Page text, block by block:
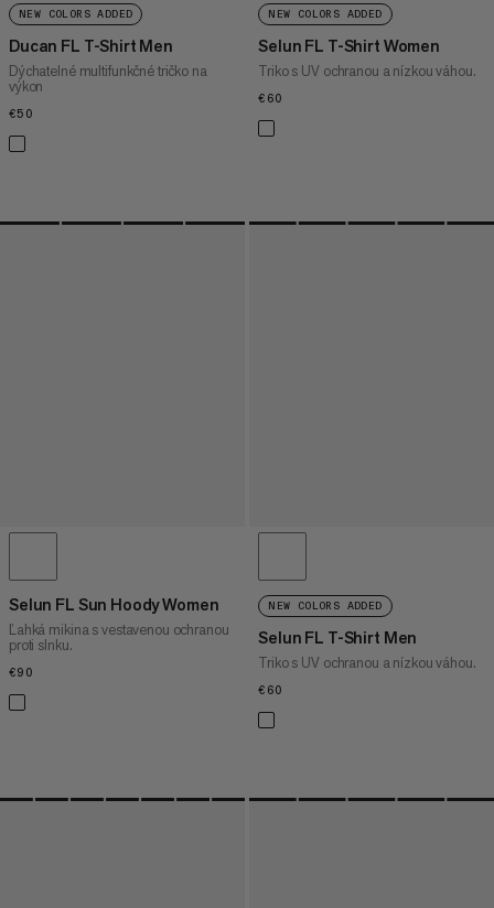
NEW COLORS ADDED
Ducan FL T-Shirt Men
Dýchatelné multifunkčné tričko na
výkon
€50
NEW COLORS ADDED
Selun FL T-Shirt Women
Triko s UV ochranou a nízkou váhou.
€60
Selun FL Sun Hoody Women
Ľahká mikina s vestavenou ochranou
proti slnku.
€90
NEW COLORS ADDED
Selun FL T-Shirt Men
Triko s UV ochranou a nízkou váhou.
€60